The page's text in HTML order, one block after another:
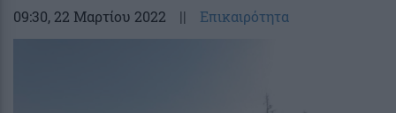
09:30, 22 Μαρτίου 2022 || Επικαιρότητα